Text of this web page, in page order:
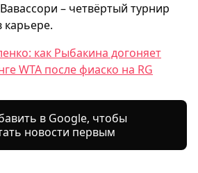
– четвёртый турнир
как Рыбакина догоняет
WTA после фиаско на RG
в Google, чтобы
новости первым